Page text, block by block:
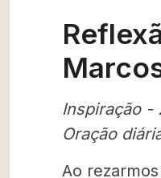
Inspiração -
Oração
Ao